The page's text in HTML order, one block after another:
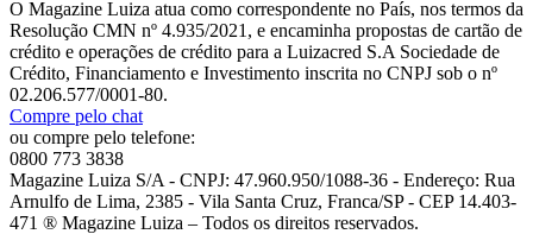
O Magazine Luiza atua como correspondente no País, nos termos da
Resolução CMN nº 4.935/2021, e encaminha propostas de cartão de
crédito e operações de crédito para a Luizacred S.A Sociedade de
Crédito, Financiamento e Investimento inscrita no CNPJ sob o nº
02.206.577/0001-80.
Compre pelo chat
ou compre pelo telefone:
0800 773 3838
Magazine Luiza S/A - CNPJ: 47.960.950/1088-36 - Endereço: Rua
Arnulfo de Lima, 2385 - Vila Santa Cruz, Franca/SP - CEP 14.403-
471 ® Magazine Luiza – Todos os direitos reservados.